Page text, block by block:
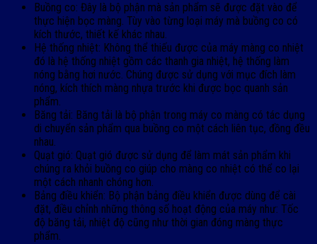
Buồng co: Đây là bộ phận mà sản phẩm sẽ được đặt vào để
thực hiện bọc màng. Tùy vào từng loại máy mà buồng co có
kích thước, thiết kế khác nhau.
Hệ thống nhiệt: Không thể thiếu được của máy màng co nhiệt
đó là hệ thống nhiệt gồm các thanh gia nhiệt, hệ thống làm
nóng bằng hơi nước. Chúng được sử dụng với mục đích làm
nóng, kích thích màng nhựa trước khi được bọc quanh sản
phẩm.
Băng tải: Băng tải là bộ phận trong máy co màng có tác dụng
di chuyển sản phẩm qua buồng co một cách liên tục, đồng đều
nhau.
Quạt gió: Quạt gió được sử dụng để làm mát sản phẩm khi
chúng ra khỏi buồng co giúp cho màng co nhiệt có thể co lại
một cách nhanh chóng hơn.
Bảng điều khiển: Bộ phận bảng điều khiển được dùng để cài
đặt, điều chỉnh những thông số hoạt động của máy như: Tốc
độ băng tải, nhiệt độ cũng như thời gian đóng màng thực
phẩm.